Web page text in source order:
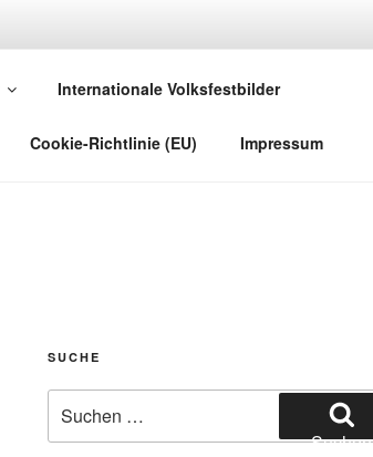
Internationale Volksfestbilder
Cookie-Richtlinie (EU) Impressum
SUCHE
nach:
Suchen